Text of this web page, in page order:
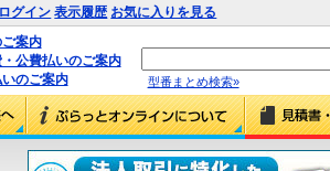
ログイン 表示履歴 お気に入りを見る
案内
公費払いのご案内
のご案内
型番まとめ検索»